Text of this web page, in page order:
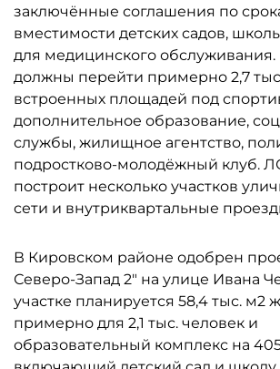
заключённые соглашения по
вместимости детских садов,
для медицинского обслуживания.
должны перейти примерно 2,7
встроенных площадей под
дополнительное образование,
службы, жилищное агентство,
подростково-молодёжный клуб.
построит несколько участков
сети и внутриквартальные
В Кировском районе одобрен
Северо-Запад 2" на улице Ивана
участке планируется 58,4 тыс. м2
примерно для 2,1 тыс. человек и
образовательный комплекс на